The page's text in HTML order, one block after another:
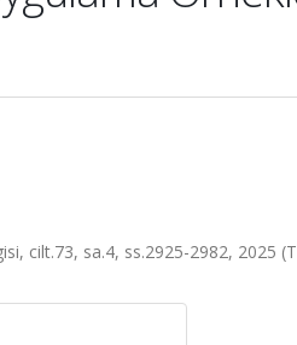
cilt.73, sa.4, ss.2925-2982, 2025